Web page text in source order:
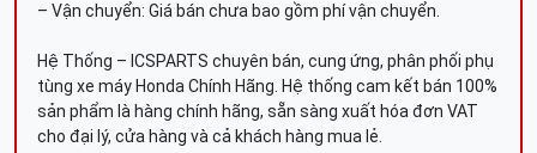
– Vận chuyển: Giá bán chưa bao gồm phí vận chuyển.
Hệ Thống – ICSPARTS chuyên bán, cung ứng, phân phối phụ
tùng xe máy Honda Chính Hãng. Hệ thống cam kết bán 100%
sản phẩm là hàng chính hãng, sẵn sàng xuất hóa đơn VAT
cho đại lý, cửa hàng và cả khách hàng mua lẻ.